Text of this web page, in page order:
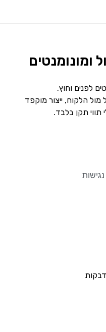
ומונומנטים
לפנים וחוץ.
הלקוח, ייצור מוקפד
תווי תקן בלבד.